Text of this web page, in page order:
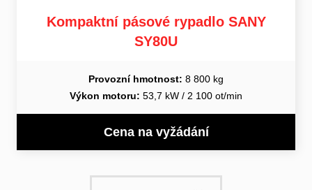
Kompaktní pásové rypadlo SANY
SY80U
Provozní hmotnost: 8 800 kg
Výkon motoru: 53,7 kW / 2 100 ot/min
Cena na vyžádání